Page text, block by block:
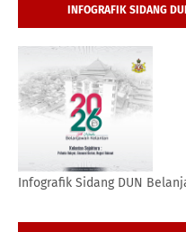
INFOGRAFIK SIDANG
Infografik Sidang DUN